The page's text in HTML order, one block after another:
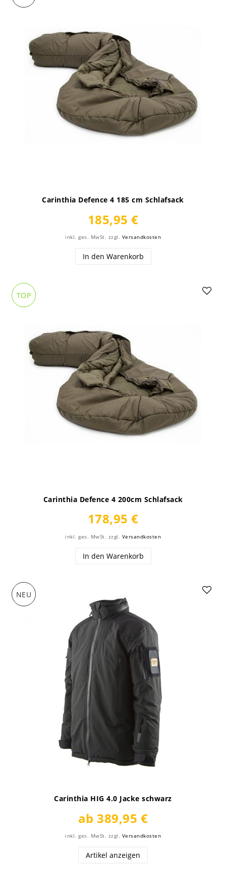
Carinthia Defence 4 185 cm Schlafsack
185,95 €
inkl. ges. MwSt. zzgl. Versandkosten
In den Warenkorb
TOP
Carinthia Defence 4 200cm Schlafsack
178,95 €
inkl. ges. MwSt. zzgl. Versandkosten
In den Warenkorb
NEU
Carinthia HIG 4.0 Jacke schwarz
ab 389,95 €
inkl. ges. MwSt. zzgl. Versandkosten
Artikel anzeigen